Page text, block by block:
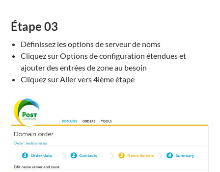
Étape 03
Définissez lesoptionsde serveur de noms
Cliquez surOptions de configuration étendueset
ajouter des entréesde zoneau besoin
Cliquez sur Aller vers 4ième étape